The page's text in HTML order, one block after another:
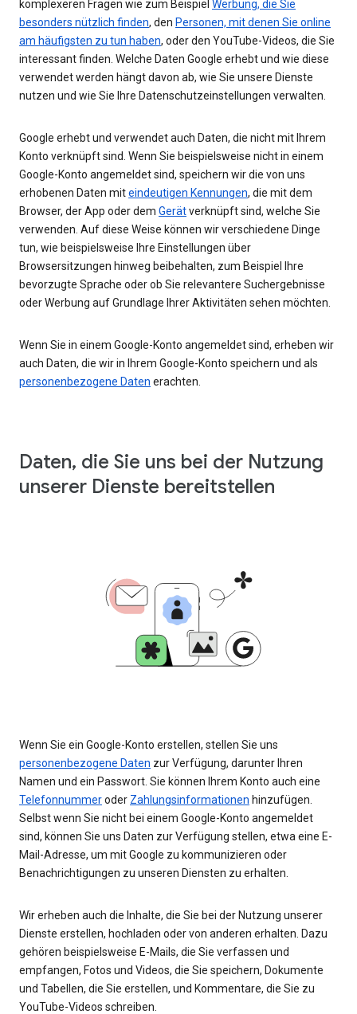
komplexeren Fragen wie zum Beispiel Werbung, die Sie
besonders nützlich finden, den Personen, mit denen Sie online
am häufigsten zu tun haben, oder den YouTube-Videos, die Sie
interessant finden. Welche Daten Google erhebt und wie diese
verwendet werden hängt davon ab, wie Sie unsere Dienste
nutzen und wie Sie Ihre Datenschutzeinstellungen verwalten.
Google erhebt und verwendet auch Daten, die nicht mit Ihrem
Konto verknüpft sind. Wenn Sie beispielsweise nicht in einem
Google-Konto angemeldet sind, speichern wir die von uns
erhobenen Daten miteindeutigen Kennungen, die mit dem
Browser, der App oder dem Gerätverknüpft sind, welche Sie
verwenden. Auf diese Weise können wir verschiedene Dinge
tun, wie beispielsweise Ihre Einstellungen über
Browsersitzungen hinweg beibehalten, zum Beispiel Ihre
bevorzugte Sprache oder ob Sie relevantere Suchergebnisse
oder Werbung auf Grundlage Ihrer Aktivitäten sehen möchten.
Wenn Sie in einem Google-Konto angemeldet sind, erheben wir
auch Daten, die wir in Ihrem Google-Konto speichern und als
personenbezogene Daten erachten.
Daten, die Sie uns bei der Nutzung
unserer Dienste bereitstellen
Wenn Sie ein Google-Konto erstellen, stellen Sie uns
personenbezogene Daten zur Verfügung, darunter Ihren
Namen und ein Passwort. Sie können Ihrem Konto auch eine
Telefonnummeroder Zahlungsinformationen hinzufügen.
Selbst wenn Sie nicht bei einem Google-Konto angemeldet
sind, können Sie uns Daten zur Verfügung stellen, etwa eine E-
Mail-Adresse, um mit Google zu kommunizieren oder
Benachrichtigungen zu unseren Diensten zu erhalten.
Wir erheben auch die Inhalte, die Sie bei der Nutzung unserer
Dienste erstellen, hochladen oder von anderen erhalten. Dazu
gehören beispielsweise E-Mails, die Sie verfassen und
empfangen, Fotos und Videos, die Sie speichern, Dokumente
und Tabellen, die Sie erstellen, und Kommentare, die Sie zu
YouTube-Videos schreiben.